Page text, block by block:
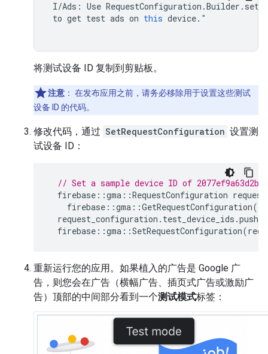
I/Ads : Use RequestConfiguration .Builder .
to get test ads on this device. "
将测试设备 ID 复制到剪贴板。
注意 ： 在发布应用之前，请务必移除用于设置这些测试
设备 ID 的代码。
修改代码，通过 SetRequestConfiguration 设置测
试设备 ID：
// Set a sample device ID of
firebase ::gma ::RequestConfiguration
firebase ::gma ::GetRequestConfiguration();
request_configuration . test_device_ids .
firebase ::gma ::SetRequestConfiguration(
重新运行您的应用。如果植入的广告是 Google 广
告，则您会在广告（横幅广告、插页式广告或激励广
告）顶部的中间部分看到一个测试模式标签：